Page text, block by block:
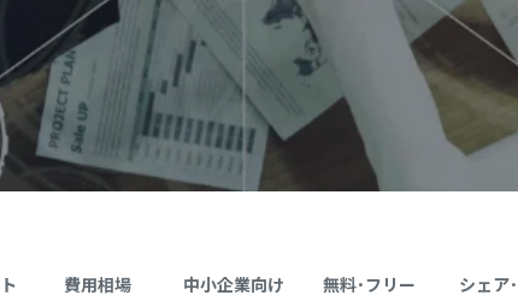
費用相場 中小企業向け 無料･フリー シェア